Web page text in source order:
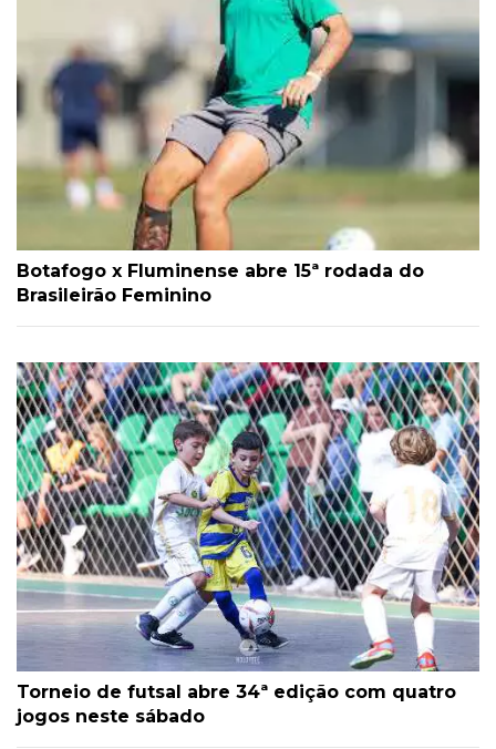
Botafogo x Fluminense abre 15ª rodada do
Brasileirão Feminino
Torneio de futsal abre 34ª edição com quatro
jogos neste sábado